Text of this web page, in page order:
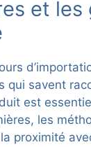
et les
qui savent
est
les
proximité